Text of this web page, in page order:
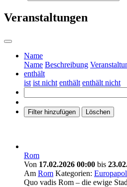
Veranstaltungen
Name
Name Beschreibung
enthält
ist ist nicht enthält enthält nicht
Filter hinzufügen Löschen
Rom
Von 17.02.2026 00:00 bis
Am Rom Kategorien:
Quo vadis Rom – die ewige